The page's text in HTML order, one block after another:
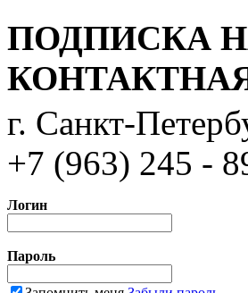
ПОДПИСКА
г. Санкт-
+7 (963) 245 -
Логин
Пароль